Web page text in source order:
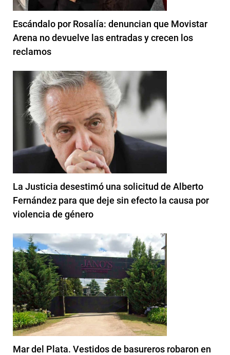
Escándalo por Rosalía: denuncian que Movistar
Arena no devuelve las entradas y crecen los
reclamos
La Justicia desestimó una solicitud de Alberto
Fernández para que deje sin efecto la causa por
violencia de género
Mar del Plata. Vestidos de basureros robaron en